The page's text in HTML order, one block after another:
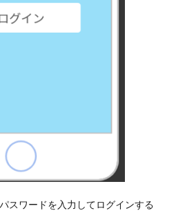
スワードを入力してログインする